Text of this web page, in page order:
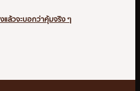
แล้วจะบอกว่าคุ้มจริง ๆ